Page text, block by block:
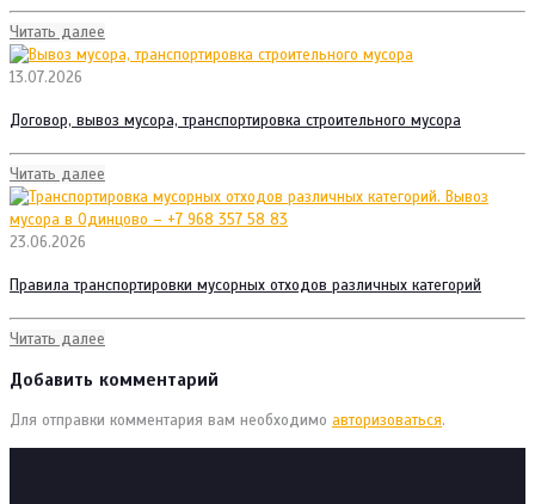
Читать далее
13.07.2026
Договор, вывоз мусора, транспортировка строительного мусора
Читать далее
23.06.2026
Правила транспортировки мусорных отходов различных категорий
Читать далее
Добавить комментарий
Для отправки комментария вам необходимо авторизоваться.